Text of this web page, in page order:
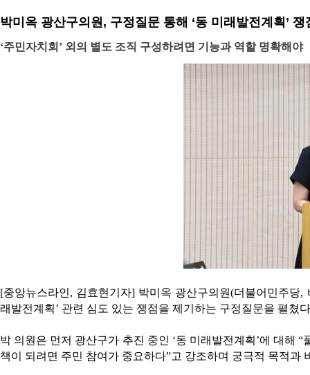
박미옥 광산구의원, 구정질문 통해 ‘동 미래발전계획’ 쟁
‘주민자치회’ 외의 별도 조직 구성하려면 기능과 역할 명확해야
[중앙뉴스라인, 김효현기자] 박미옥 광산구의원(더불어민주당
래발전계획’ 관련 심도 있는 쟁점을 제기하는 구정질문을 펼쳤
박 의원은 먼저 광산구가 추진 중인 ‘동 미래발전계획’에 대해
책이 되려면 주민 참여가 중요하다”고 강조하며 궁극적 목적과